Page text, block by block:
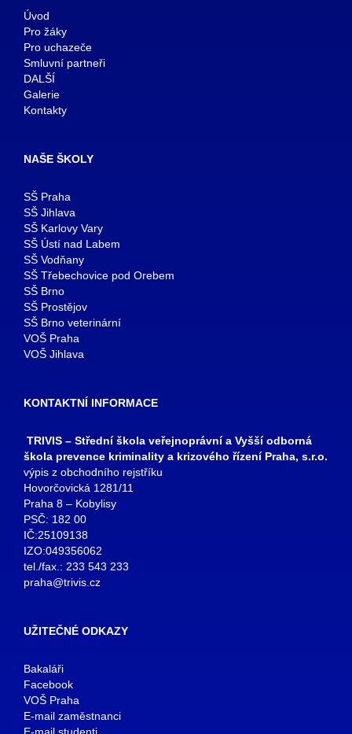
Úvod
Pro žáky
Pro uchazeče
Smluvní partneři
DALŠÍ
Galerie
Kontakty
NAŠE ŠKOLY
SŠ Praha
SŠ Jihlava
SŠ Karlovy Vary
SŠ Ústí nad Labem
SŠ Vodňany
SŠ Třebechovice pod Orebem
SŠ Brno
SŠ Prostějov
SŠ Brno veterinární
VOŠ Praha
VOŠ Jihlava
KONTAKTNÍ INFORMACE
TRIVIS – Střední škola veřejnoprávní a Vyšší odborná
škola prevence kriminality a krizového řízení Praha, s.r.o.
výpis z obchodního rejstříku
Hovorčovická 1281/11
Praha 8 – Kobylisy
PSČ: 182 00
IČ:25109138
IZO:049356062
tel./fax.: 233 543 233
praha@trivis.cz
UŽITEČNÉ ODKAZY
Bakaláři
Facebook
VOŠ Praha
E-mail zaměstnanci
E-mail studenti